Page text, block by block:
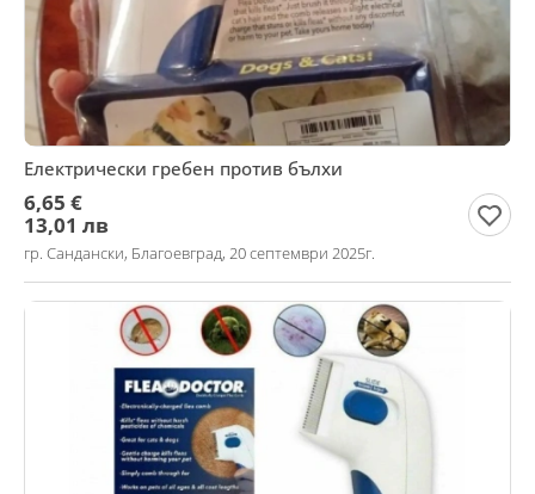
Електрически гребен против бълхи
6,65 €
13,01 лв
гр. Сандански, Благоевград, 20 септември 2025г.